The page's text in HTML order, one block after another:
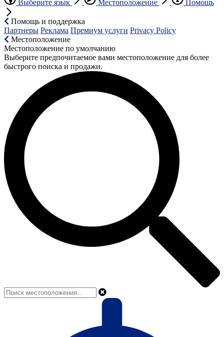
Выберите язык Местоположение Помощь
Помощь и поддержка
Партнеры Реклама Премиум услуги Privacy Policy
Местоположение
Местоположение по умолчанию
Выберите предпочитаемое вами местоположение для более
быстрого поиска и продажи.